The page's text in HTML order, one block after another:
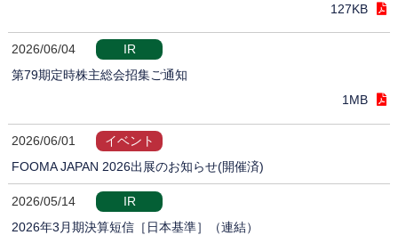
127KB
2026/06/04
IR
第79期定時株主総会招集ご通知
1MB
2026/06/01
イベント
FOOMA JAPAN 2026出展のお知らせ(開催済)
2026/05/14
IR
2026年3月期決算短信［日本基準］（連結）